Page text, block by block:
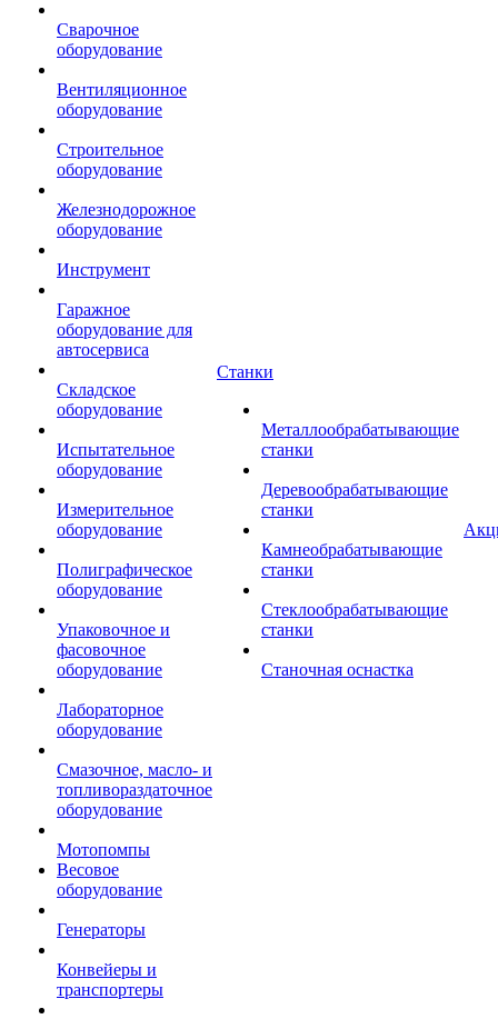
Сварочное
оборудование
Вентиляционное
оборудование
Строительное
оборудование
Железнодорожное
оборудование
Инструмент
Гаражное
оборудование для
автосервиса
Складское
оборудование
Испытательное
оборудование
Измерительное
оборудование
Полиграфическое
оборудование
Упаковочное и
фасовочное
оборудование
Лабораторное
оборудование
Смазочное, масло- и
топливораздаточное
оборудование
Мотопомпы
Весовое
оборудование
Генераторы
Конвейеры и
транспортеры
Станки
Металлообрабатывающие
станки
Деревообрабатывающие
станки
Камнеобрабатывающие
станки
Стеклообрабатывающие
станки
Станочная оснастка